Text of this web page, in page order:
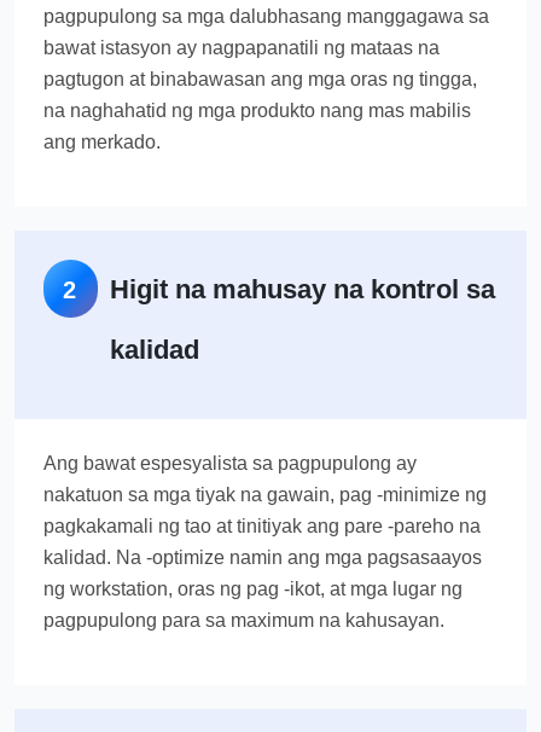
pagpupulong sa mga dalubhasang manggagawa sa
bawat istasyon ay nagpapanatili ng mataas na
pagtugon at binabawasan ang mga oras ng tingga,
na naghahatid ng mga produkto nang mas mabilis
ang merkado.
2
Higit na mahusay na kontrol sa
kalidad
Ang bawat espesyalista sa pagpupulong ay
nakatuon sa mga tiyak na gawain, pag -minimize ng
pagkakamali ng tao at tinitiyak ang pare -pareho na
kalidad. Na -optimize namin ang mga pagsasaayos
ng workstation, oras ng pag -ikot, at mga lugar ng
pagpupulong para sa maximum na kahusayan.